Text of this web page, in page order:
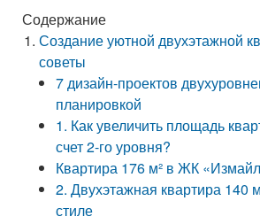
Содержание
Создание уютной двухэтажной
советы
7 дизайн-проектов
планировкой
1. Как увеличить площадь
счет 2-го уровня?
Квартира 176 м² в ЖК
2. Двухэтажная квартира 140
стиле